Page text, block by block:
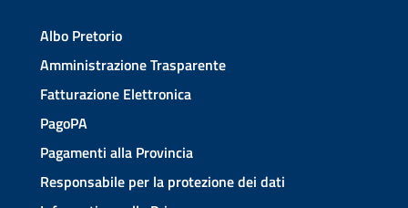
Albo Pretorio
Amministrazione Trasparente
Fatturazione Elettronica
PagoPA
Pagamenti alla Provincia
Responsabile per la protezione dei dati